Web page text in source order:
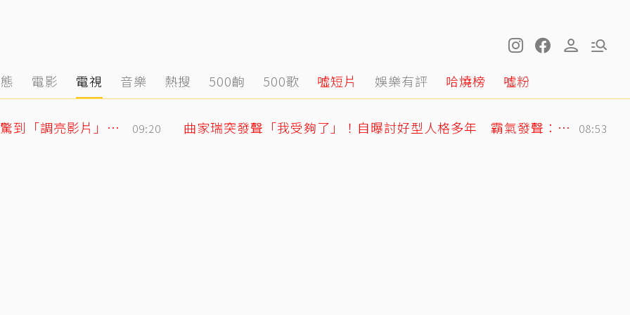
電影 電視 音樂 熱搜 500齣 500歌 噓短片 娛樂有評 哈燒榜 噓粉
黃寅燁、惠利確認愛意深情熱吻！網友震驚到「調亮影片」細看舌吻過程 09:20 曲家瑞突發聲「我受夠了」！自曝討好型人格多年 霸氣發聲：我也會生氣 08:53